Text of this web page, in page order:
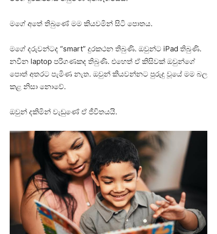
මගේ අතේ තිබුණේ මම කියවමින් සිටි පොතය.
මගේ දරුවන්ටද “smart” දුරකථන තිබුණි. ඔවුන්ට iPad තිබුණි.
නවීන laptop පරිගණකද තිබුණි. එහෙත් ඒ කිසිවක් ඔවුන්ගේ
පොත් අතරට පැමිණ නැත. ඔවුන් කියවන්නට පුරුදු වූයේ මම බල
කළ නිසා නොවේ.
ඔවුන් දකිමින් වැඩුණේ ඒ ජීවිතයයි.